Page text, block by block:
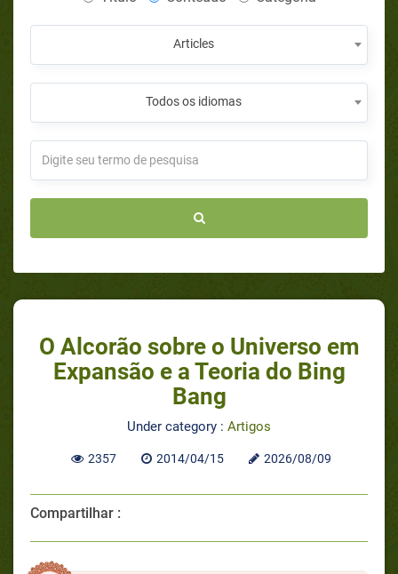
Articles
Todos os idiomas
O Alcorão sobre o Universo em
Expansão e a Teoria do Bing
Bang
Under category : Artigos
2357 2014/04/15 2026/08/09
Compartilhar :